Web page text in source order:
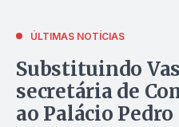
ÚLTIMAS NOTÍCIAS
Substituindo
secretária de
ao Palácio